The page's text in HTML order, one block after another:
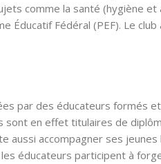
comme la santé (hygiène et
Éducatif Fédéral (PEF). Le club
par des éducateurs formés
sont en effet titulaires de
aussi accompagner ses jeunes
les éducateurs participent à